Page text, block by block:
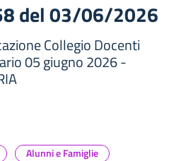
del 03/06/2026
Collegio Docenti
05 giugno 2026 -
Alunni e Famiglie